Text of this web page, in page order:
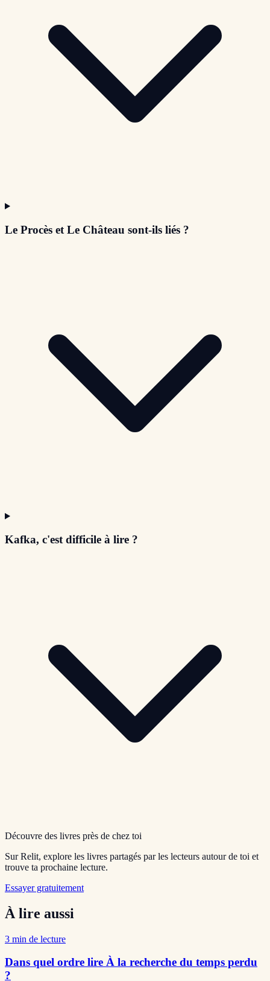
Le Procès et Le Château sont-ils liés ?
Kafka, c'est difficile à lire ?
Découvre des livres près de chez toi
Sur Relit, explore les livres partagés par les lecteurs autour de toi et
trouve ta prochaine lecture.
Essayer gratuitement
À lire aussi
3 min de lecture
Dans quel ordre lire À la recherche du temps perdu
?